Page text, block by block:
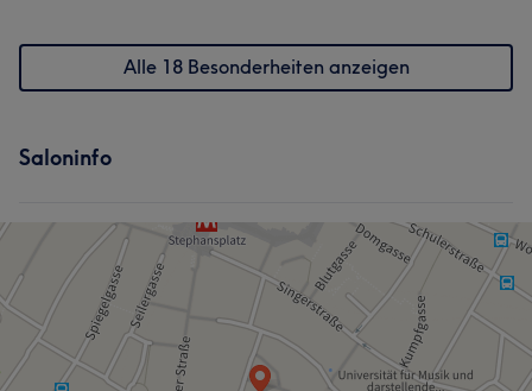
Alle 18 Besonderheiten anzeigen
Saloninfo